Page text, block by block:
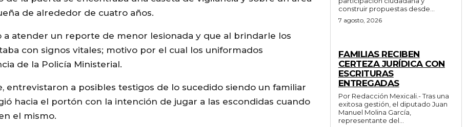
de alrededor de cuatro años.
atender un reporte de menor lesionada y que al brindarle los
con signos vitales; motivo por el cual los uniformados
de la Policía Ministerial.
a posibles testigos de lo sucedido siendo un familiar
hacia el portón con la intención de jugar a las escondidas cuando
el mismo.
construir propuestas desde...
7 agosto, 2026
FAMILIAS RECIBEN
CERTEZA JURÍDICA CON
ESCRITURAS
ENTREGADAS
Por Redacción Mexicali.- Tras una
exitosa gestión, el diputado Juan
Manuel Molina García,
representante del...